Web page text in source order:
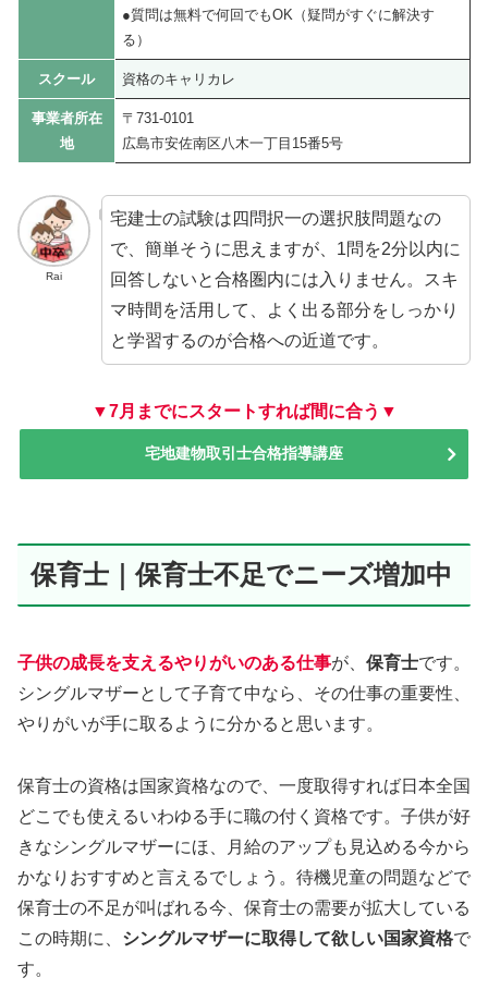
●質問は無料で何回でもOK（疑問がすぐに解決す
る）
スクール 資格のキャリカレ
事業者所在
地
〒731-0101
広島市安佐南区八木一丁目15番5号
Rai
宅建士の試験は四問択一の選択肢問題なの
で、簡単そうに思えますが、1問を2分以内に
回答しないと合格圏内には入りません。スキ
マ時間を活用して、よく出る部分をしっかり
と学習するのが合格への近道です。
▼7月までにスタートすれば間に合う▼
宅地建物取引士合格指導講座
保育士｜保育士不足でニーズ増加中
子供の成長を支えるやりがいのある仕事が、 保育士です。
シングルマザーとして子育て中なら、その仕事の重要性、
やりがいが手に取るように分かると思います。
保育士の資格は国家資格なので、一度取得すれば日本全国
どこでも使えるいわゆる手に職の付く資格です。子供が好
きなシングルマザーにほ、月給のアップも見込める今から
かなりおすすめと言えるでしょう。待機児童の問題などで
保育士の不足が叫ばれる今、保育士の需要が拡大している
この時期に、 シングルマザーに取得して欲しい国家資格で
す。